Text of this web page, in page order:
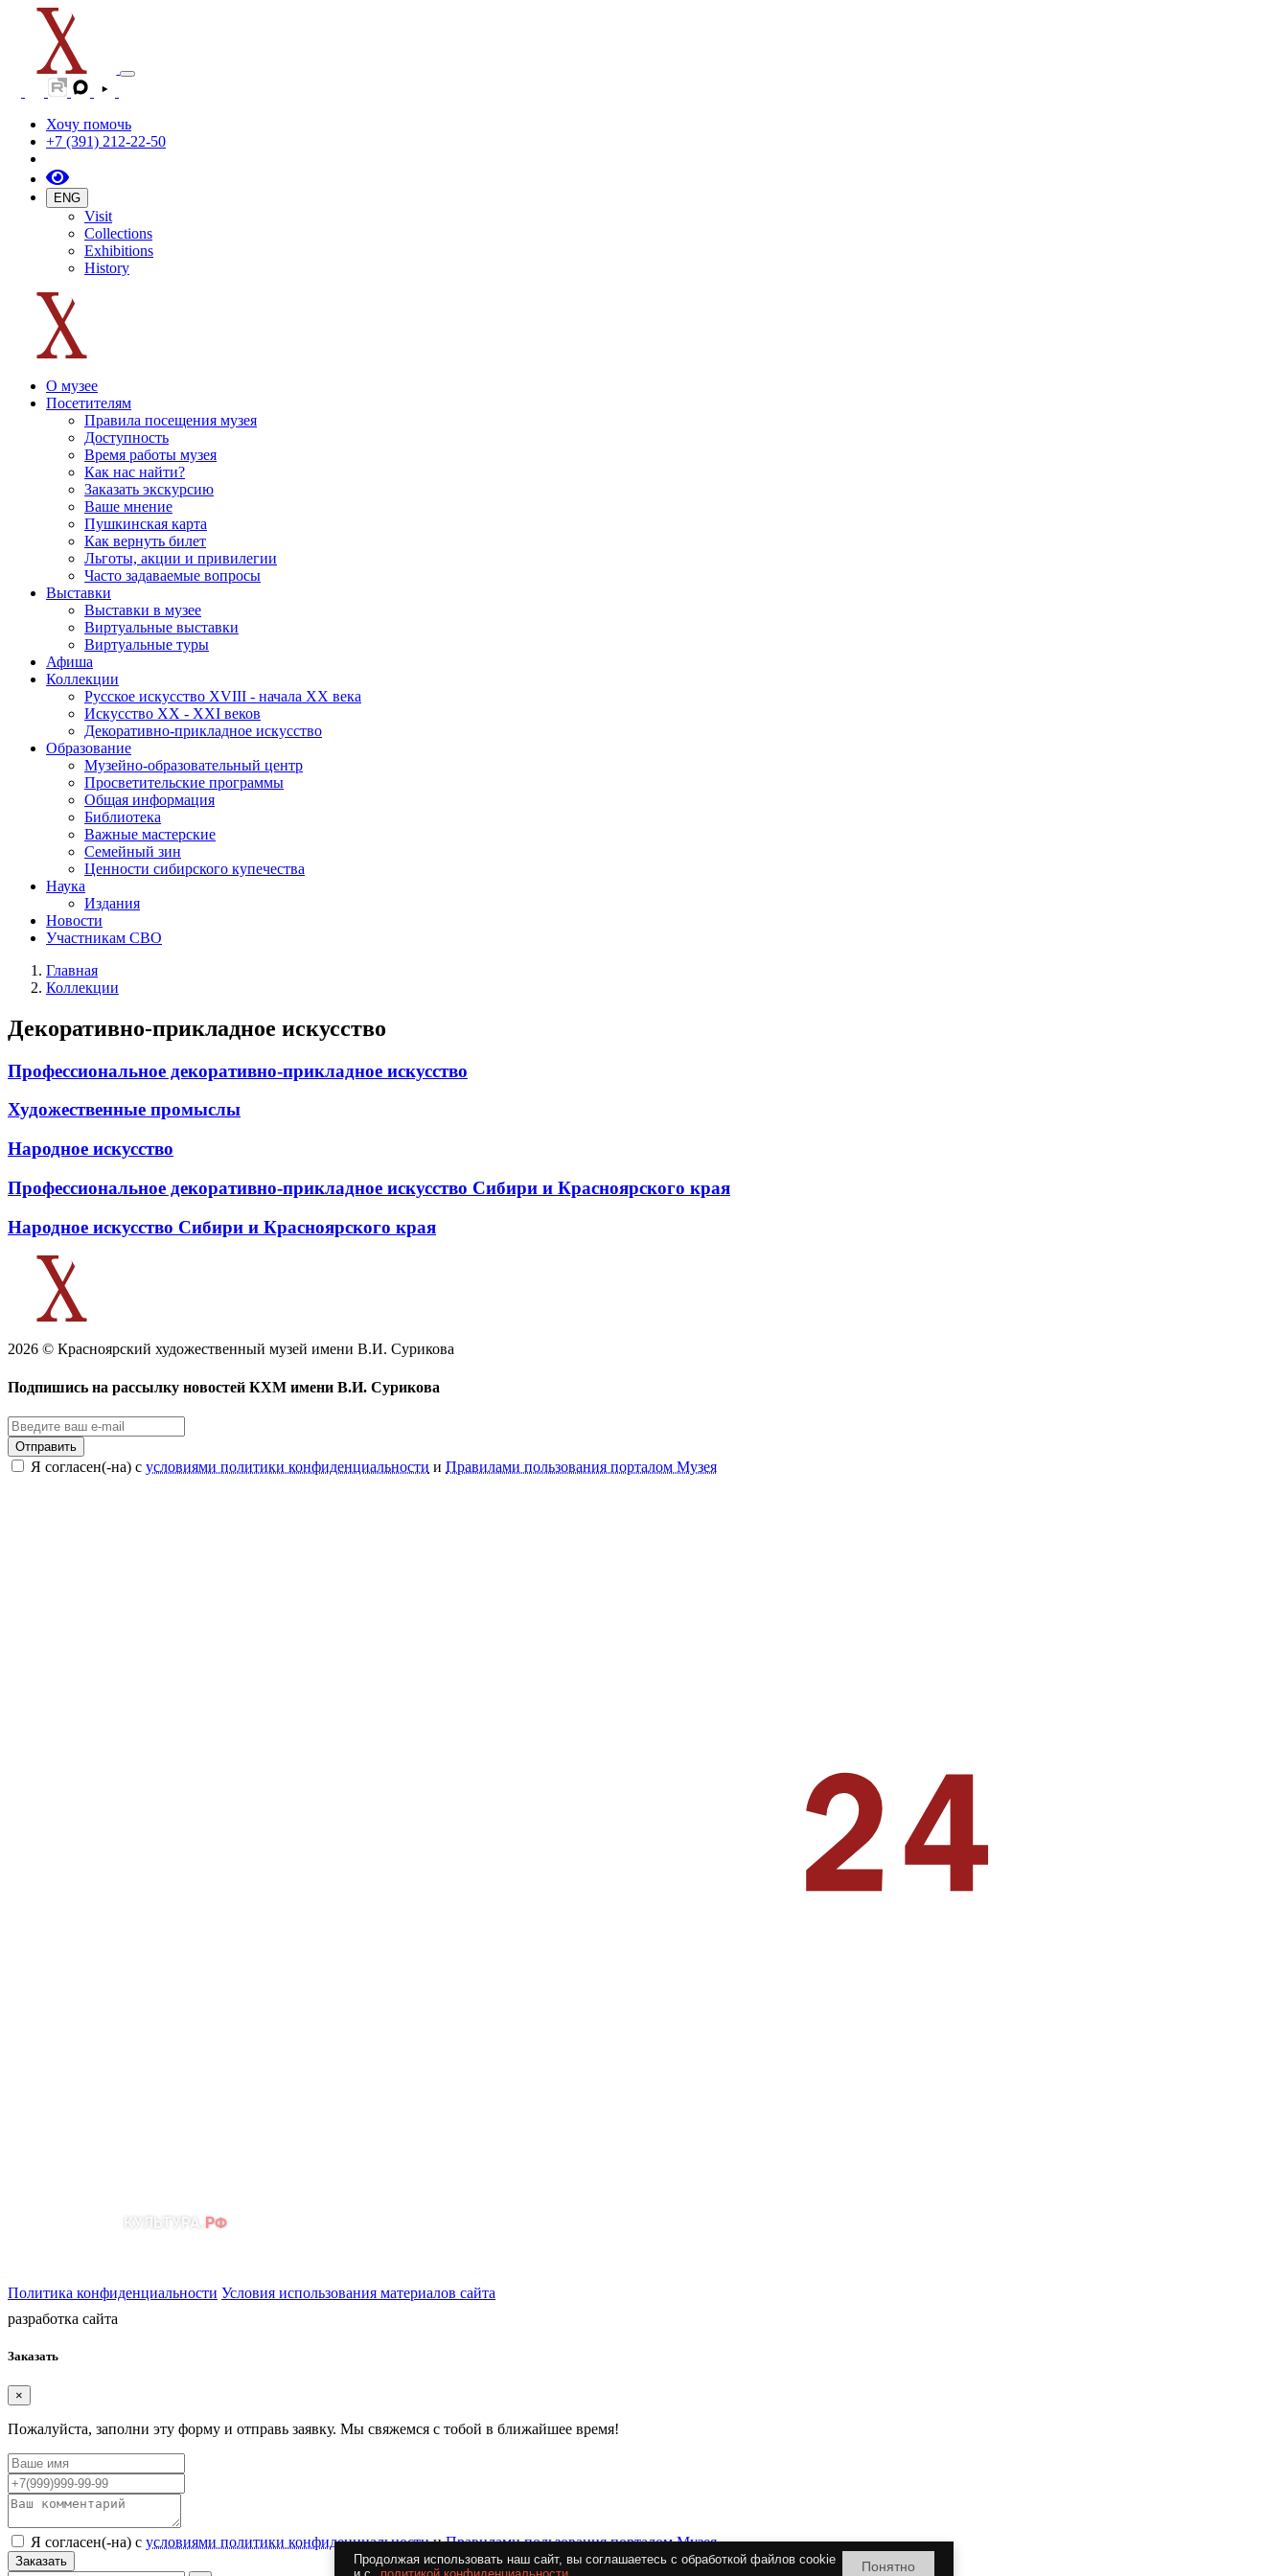
Хочу помочь
+7 (391) 212-22-50
ENG
Visit
Collections
Exhibitions
History
О музее
Посетителям
Правила посещения музея
Доступность
Время работы музея
Как нас найти?
Заказать экскурсию
Ваше мнение
Пушкинская карта
Как вернуть билет
Льготы, акции и привилегии
Часто задаваемые вопросы
Выставки
Выставки в музее
Виртуальные выставки
Виртуальные туры
Афиша
Коллекции
Русское искусство ХVIII - начала ХХ века
Искусство ХХ - ХХI веков
Декоративно-прикладное искусство
Образование
Музейно-образовательный центр
Просветительские программы
Общая информация
Библиотека
Важные мастерские
Семейный зин
Ценности сибирского купечества
Наука
Издания
Новости
Участникам СВО
Главная
Коллекции
Декоративно-прикладное искусство
Профессиональное декоративно-прикладное искусство
Художественные промыслы
Народное искусство
Профессиональное декоративно-прикладное искусство Сибири и Красноярского края
Народное искусство Сибири и Красноярского края
2026 © Красноярский художественный музей имени В.И. Сурикова
Подпишись на рассылку новостей КХМ имени В.И. Сурикова
Отправить
Я согласен(-на) с условиями политики конфиденциальности и Правилами пользования порталом Музея
Политика конфиденциальности Условия использования материалов сайта
разработка сайта
Заказать
×
Пожалуйста, заполни эту форму и отправь заявку. Мы свяжемся с тобой в ближайшее время!
Я согласен(-на) с условиями политики конфиденциальностииПравилами пользования порталом Музея
Заказать
Продолжая использовать наш сайт, вы соглашаетесь c обработкой файлов cookie
Понятно